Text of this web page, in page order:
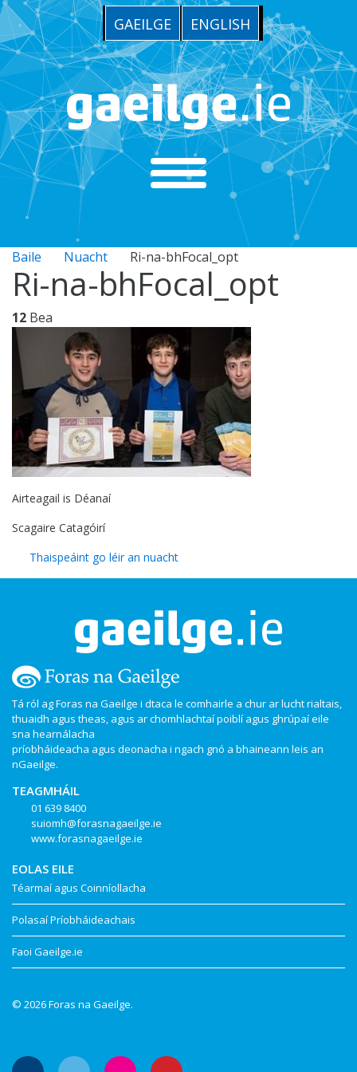
GAEILGE ENGLISH
Baile Nuacht Ri-na-bhFocal_opt
Ri-na-bhFocal_opt
12 Bea
Airteagail is Déanaí
Scagaire Catagóirí
Thaispeáint go léir an nuacht
Tá ról ag Foras na Gaeilge i dtaca le comhairle a chur ar lucht rialtais,
thuaidh agus theas, agus ar chomhlachtaí poiblí agus ghrúpaí eile
sna hearnálacha
príobháideacha agus deonacha i ngach gnó a bhaineann leis an
nGaeilge.
TEAGMHÁIL
01 639 8400
suiomh@forasnagaeilge.ie
www.forasnagaeilge.ie
EOLAS EILE
Téarmaí agus Coinníollacha
Polasaí Príobháideachais
Faoi Gaeilge.ie
© 2026 Foras na Gaeilge.